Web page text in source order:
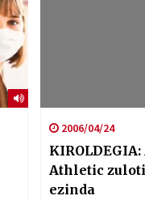
2006/04/24
Athletic
ezinda